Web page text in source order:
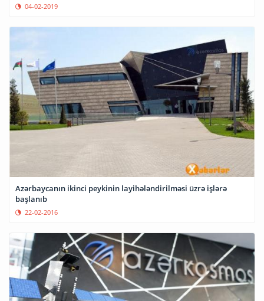
04-02-2019
Azərbaycanın ikinci peykinin layihələndirilməsi üzrə işlərə
başlanıb
22-02-2016